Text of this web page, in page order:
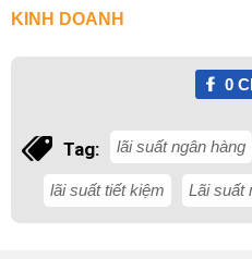
KINH DOANH
0
Tag: lãi suất ngân hàng
lãi suất tiết kiệm Lãi suất